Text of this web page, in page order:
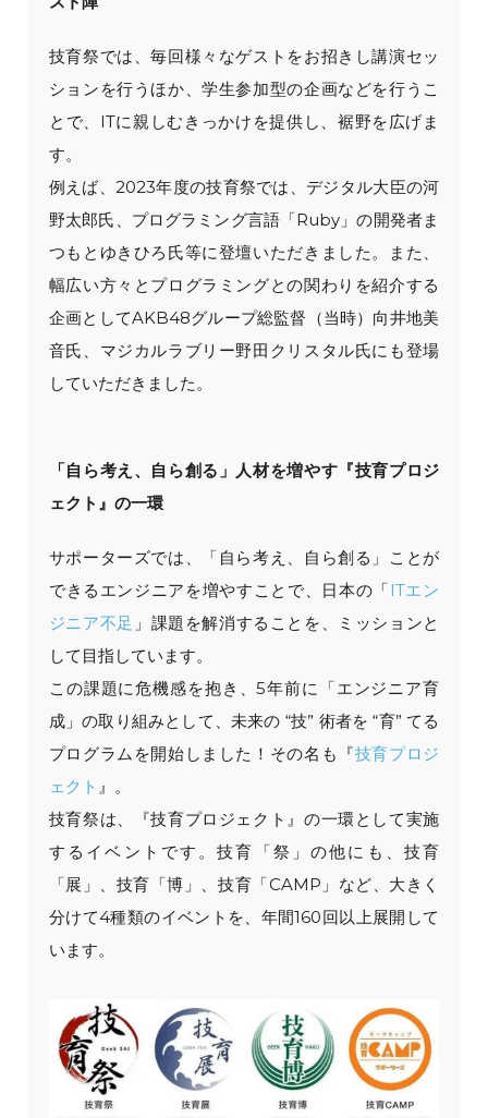
技育祭では、毎回様々なゲストをお招きし講演セッ
ションを行うほか、学生参加型の企画などを行うこ
とで、ITに親しむきっかけを提供し、裾野を広げま
す。
例えば、2023年度の技育祭では、デジタル大臣の河
野太郎氏、プログラミング言語「Ruby」の開発者ま
つもとゆきひろ氏等に登壇いただきました。また、
幅広い方々とプログラミングとの関わりを紹介する
企画としてAKB48グループ総監督（当時）向井地美
音氏、マジカルラブリー野田クリスタル氏にも登場
していただきました。
「自ら考え、自ら創る」人材を増やす『技育プロジ
ェクト』の一環
サポーターズでは、「自ら考え、自ら創る」ことが
できるエンジニアを増やすことで、日本の「 ITエン
ジニア不足 」課題を解消することを、ミッションと
して目指しています。
この課題に危機感を抱き、5年前に「エンジニア育
成」の取り組みとして、未来の “技” 術者を “育” てる
プログラムを開始しました！その名も『技育プロジ
ェクト 』。
技育祭は、『技育プロジェクト』の一環として実施
するイベントです。技育「祭」の他にも、技育
「展」、技育「博」、技育「CAMP」など、大きく
分けて4種類のイベントを、年間160回以上展開して
います。